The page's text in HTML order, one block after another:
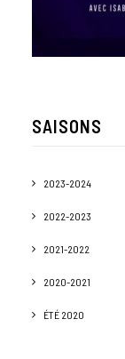
SAISONS
2023-2024
2022-2023
2021-2022
2020-2021
ÉTÉ 2020